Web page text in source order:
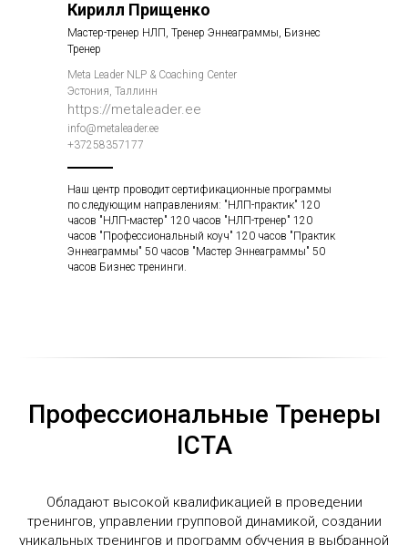
Кирилл Прищенко
Мастер-тренер НЛП, Тренер Эннеаграммы, Бизнес
Тренер
Meta Leader NLP & Coaching Center
Эстония, Таллинн
https://metaleader.ee
info@metaleader.ee
+37258357177
Наш центр проводит сертификационные программы
по следующим направлениям: "НЛП-практик" 120
часов "НЛП-мастер" 120 часов "НЛП-тренер" 120
часов "Профессиональный коуч" 120 часов "Практик
Эннеаграммы" 50 часов "Мастер Эннеаграммы" 50
часов Бизнес тренинги.
Профессиональные Тренеры
ICTA
Обладают высокой квалификацией в проведении
тренингов, управлении групповой динамикой, создании
уникальных тренингов и программ обучения в выбранной